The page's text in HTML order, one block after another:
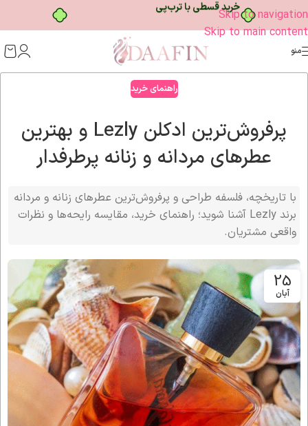
خرید قسطی با ترب‌پیSkip to navigation
Skip to main content
منو
راهنمای خرید
پرفروش‌ترین ادکلن Lezly و بهترین
عطرهای مردانه و زنانه پرطرفدار
با تاریخچه، فلسفه طراحی و پرفروش‌ترین عطرهای زنانه و مردانه
برند Lezly آشنا شوید؛ راهنمای خرید، مقایسه رایحه‌ها و نظرات
واقعی مشتریان.
25
آبان